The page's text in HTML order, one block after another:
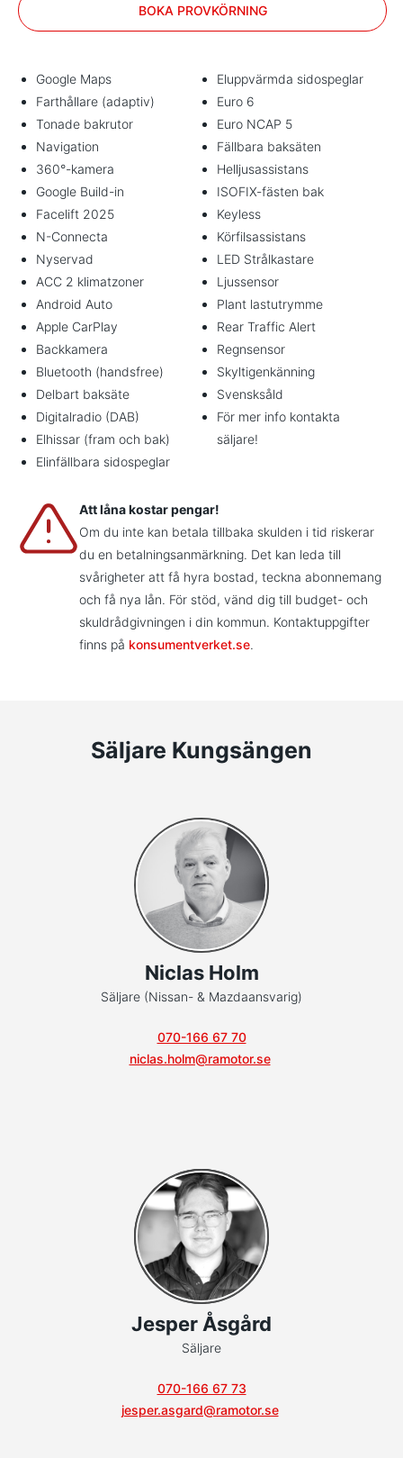
BOKA PROVKÖRNING
Google Maps
Farthållare (adaptiv)
Tonade bakrutor
Navigation
360°-kamera
Google Build-in
Facelift 2025
N-Connecta
Nyservad
ACC 2 klimatzoner
Android Auto
Apple CarPlay
Backkamera
Bluetooth (handsfree)
Delbart baksäte
Digitalradio (DAB)
Elhissar (fram och bak)
Elinfällbara sidospeglar
Eluppvärmda sidospeglar
Euro 6
Euro NCAP 5
Fällbara baksäten
Helljusassistans
ISOFIX-fästen bak
Keyless
Körfilsassistans
LED Strålkastare
Ljussensor
Plant lastutrymme
Rear Traffic Alert
Regnsensor
Skyltigenkänning
Svensksåld
För mer info kontakta
säljare!
Att låna kostar pengar!
Om du inte kan betala tillbaka skulden i tid riskerar
du en betalningsanmärkning. Det kan leda till
svårigheter att få hyra bostad, teckna abonnemang
och få nya lån. För stöd, vänd dig till budget- och
skuldrådgivningen i din kommun. Kontaktuppgifter
finns på konsumentverket.se.
Säljare Kungsängen
Niclas Holm
Säljare (Nissan- & Mazdaansvarig)
070-166 67 70
niclas.holm@ramotor.se
Jesper Åsgård
Säljare
070-166 67 73
jesper.asgard@ramotor.se